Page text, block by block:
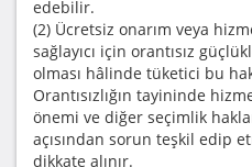
edebilir.
(2) Ücretsiz onarım veya
sağlayıcı için orantısız
olması hâlinde tüketici bu
Orantısızlığın tayininde
önemi ve diğer seçimlik
açısından sorun teşkil edip
dikkate alınır.